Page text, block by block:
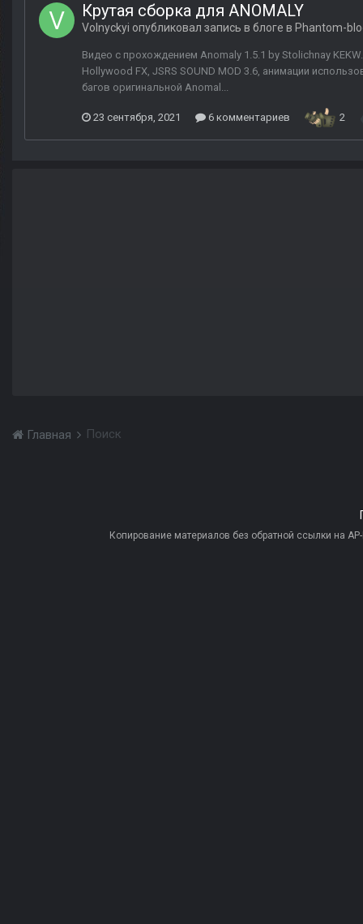
Крутая сборка для ANOMALY
Volnyckyi опубликовал запись в блоге в Phantom-
Видео с прохождением Anomaly 1.5.1 by Stolichnay
Hollywood FX, JSRS SOUND MOD 3.6, анимации
багов оригинальной Anomal...
23 сентября, 2021 6 комментариев 2
Главная Поиск
Копирование материалов без обратной ссылки на